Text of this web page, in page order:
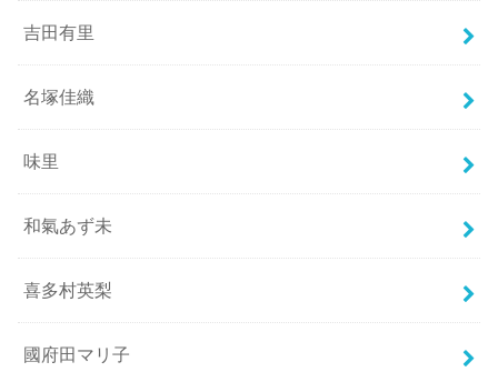
吉田有里
名塚佳織
味里
和氣あず未
喜多村英梨
國府田マリ子